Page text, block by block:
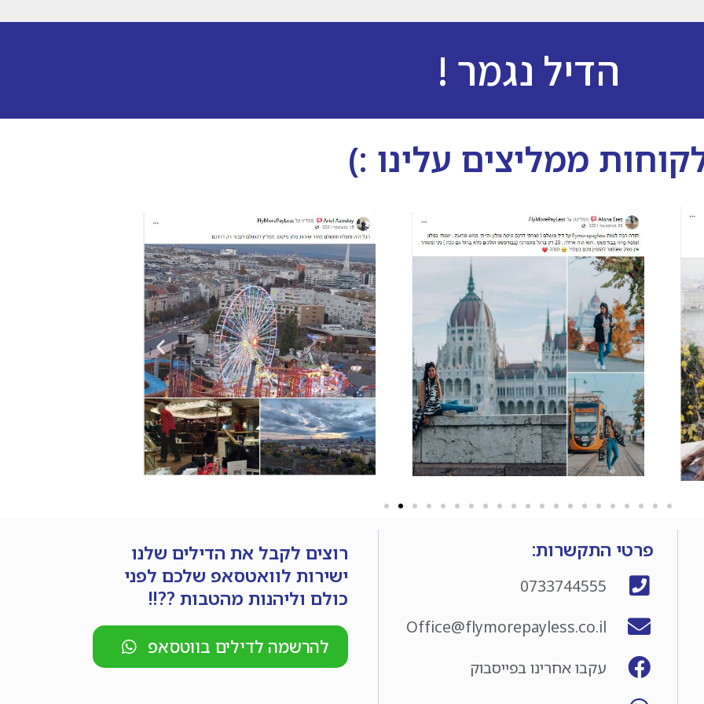
הדיל נגמר !
ממליצים עלינו :)
פרטי התקשרות:
0733744555
Office@flymorepayless.co.il
עקבו אחרינו בפייסבוק
רוצים לקבל את הדילים שלנו
ישירות לוואטסאפ שלכם לפני
כולם וליהנות מהטבות ??!!
להרשמה לדילים בווטסאפ